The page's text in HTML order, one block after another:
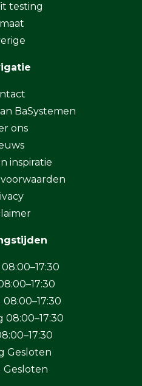
testing
BaSystemen
ons
inspiratie
Gesloten
Gesloten